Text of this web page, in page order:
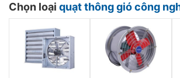
Chọn loại quạt thông gió công